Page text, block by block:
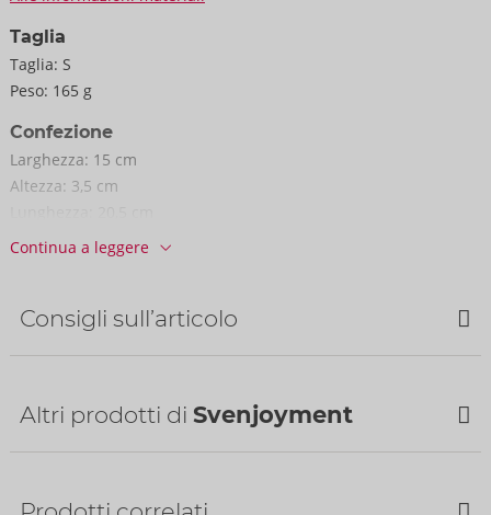
Taglia
Taglia: S
Peso: 165 g
Confezione
Larghezza: 15 cm
Altezza: 3,5 cm
Informazioni
N. art.:
21004101701
Codice a barre: 4024144686803 (EAN-13)
Codice doganale: 61130090
Continua a leggere
Consigli sull’articolo
Altri prodotti di Svenjoyment